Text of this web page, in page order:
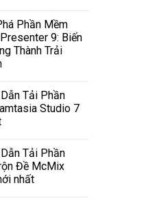
Phần Mềm
9: Biến
Thành Trải
Tải Phần
Studio 7
Tải Phần
Đề McMix
nhất